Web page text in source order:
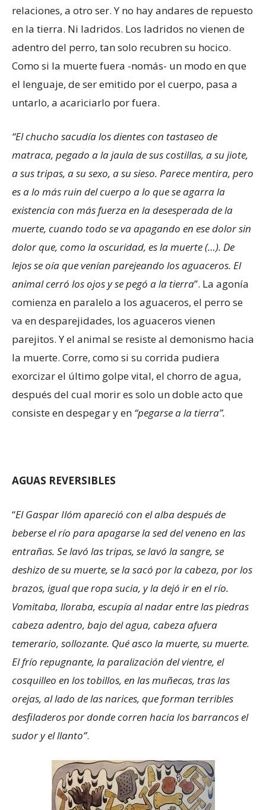
relaciones, a otro ser. Y no hay andares de repuesto
en la tierra. Ni ladridos. Los ladridos no vienen de
adentro del perro, tan solo recubren su hocico.
Como si la muerte fuera -nomás- un modo en que
el lenguaje, de ser emitido por el cuerpo, pasa a
untarlo, a acariciarlo por fuera.
“El chucho sacudía los dientes con tastaseo de
matraca, pegado a la jaula de sus costillas, a su jiote,
a sus tripas, a su sexo, a su sieso. Parece mentira, pero
es a lo más ruin del cuerpo a lo que se agarra la
existencia con más fuerza en la desesperada de la
muerte, cuando todo se va apagando en ese dolor sin
dolor que, como la oscuridad, es la muerte (…). De
lejos se oía que venían parejeando los aguaceros. El
animal cerró los ojos y se pegó a la tierra”. La agonía
comienza en paralelo a los aguaceros, el perro se
va en desparejidades, los aguaceros vienen
parejitos. Y el animal se resiste al demonismo hacia
la muerte. Corre, como si su corrida pudiera
exorcizar el último golpe vital, el chorro de agua,
después del cual morir es solo un doble acto que
consiste en despegar y en “pegarse a la tierra”.
AGUAS REVERSIBLES
“El Gaspar Ilóm apareció con el alba después de
beberse el río para apagarse la sed del veneno en las
entrañas. Se lavó las tripas, se lavó la sangre, se
deshizo de su muerte, se la sacó por la cabeza, por los
brazos, igual que ropa sucia, y la dejó ir en el río.
Vomitaba, lloraba, escupía al nadar entre las piedras
cabeza adentro, bajo del agua, cabeza afuera
temerario, sollozante. Qué asco la muerte, su muerte.
El frío repugnante, la paralización del vientre, el
cosquilleo en los tobillos, en las muñecas, tras las
orejas, al lado de las narices, que forman terribles
desfiladeros por donde corren hacia los barrancos el
sudor y el llanto”.